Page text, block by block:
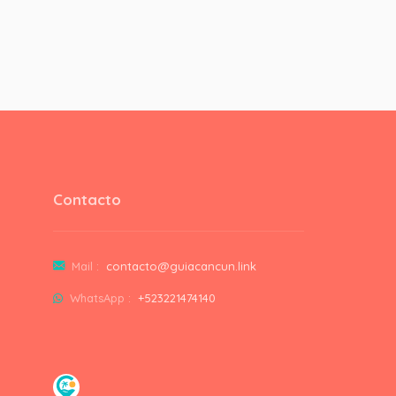
Contacto
Mail : contacto@guiacancun.link
WhatsApp : +523221474140